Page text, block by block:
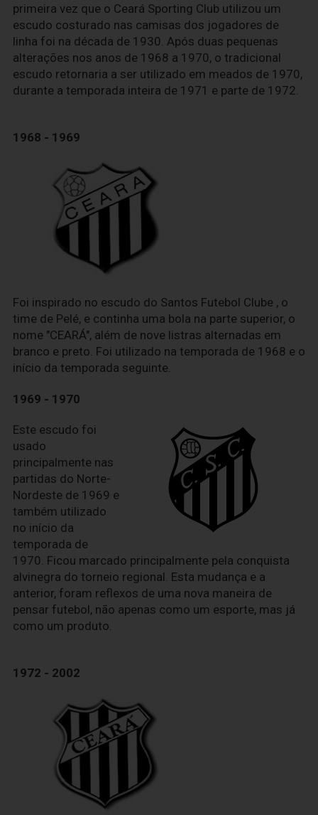
primeira vez que o Ceará Sporting Club utilizou um
escudo costurado nas camisas dos jogadores de
linha foi na década de 1930. Após duas pequenas
alterações nos anos de 1968 a 1970, o tradicional
escudo retornaria a ser utilizado em meados de 1970,
durante a temporada inteira de 1971 e parte de 1972.
1968 - 1969
Foi inspirado no escudo do Santos Futebol Clube , o
time de Pelé, e continha uma bola na parte superior, o
nome "CEARÁ", além de nove listras alternadas em
branco e preto. Foi utilizado na temporada de 1968 e o
início da temporada seguinte.
1969 - 1970
Este escudo foi
usado
principalmente nas
partidas do Norte-
Nordeste de 1969 e
também utilizado
no início da
temporada de
1970. Ficou marcado principalmente pela conquista
alvinegra do torneio regional. Esta mudança e a
anterior, foram reflexos de uma nova maneira de
pensar futebol, não apenas como um esporte, mas já
como um produto.
1972 - 2002